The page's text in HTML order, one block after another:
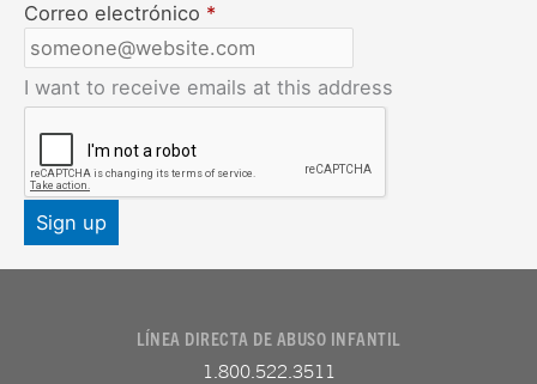
Correo electrónico *
I want to receive emails at this address
LÍNEA DIRECTA DE ABUSO INFANTIL
1.800.522.3511